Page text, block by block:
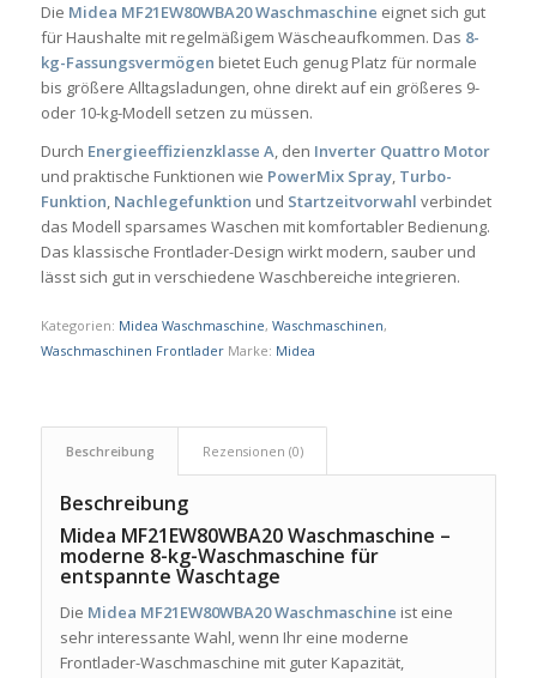
Die Midea MF21EW80WBA20 Waschmaschine eignet sich gut
für Haushalte mit regelmäßigem Wäscheaufkommen. Das 8-
kg-Fassungsvermögen bietet Euch genug Platz für normale
bis größere Alltagsladungen, ohne direkt auf ein größeres 9-
oder 10-kg-Modell setzen zu müssen.
Durch Energieeffizienzklasse A, den Inverter Quattro Motor
und praktische Funktionen wie PowerMix Spray, Turbo-
Funktion, Nachlegefunktion und Startzeitvorwahl verbindet
das Modell sparsames Waschen mit komfortabler Bedienung.
Das klassische Frontlader-Design wirkt modern, sauber und
lässt sich gut in verschiedene Waschbereiche integrieren.
Kategorien: Midea Waschmaschine, Waschmaschinen,
Waschmaschinen Frontlader Marke: Midea
Beschreibung Rezensionen (0)
Beschreibung
Midea MF21EW80WBA20 Waschmaschine –
moderne 8-kg-Waschmaschine für
entspannte Waschtage
Die Midea MF21EW80WBA20 Waschmaschine ist eine
sehr interessante Wahl, wenn Ihr eine moderne
Frontlader-Waschmaschine mit guter Kapazität,